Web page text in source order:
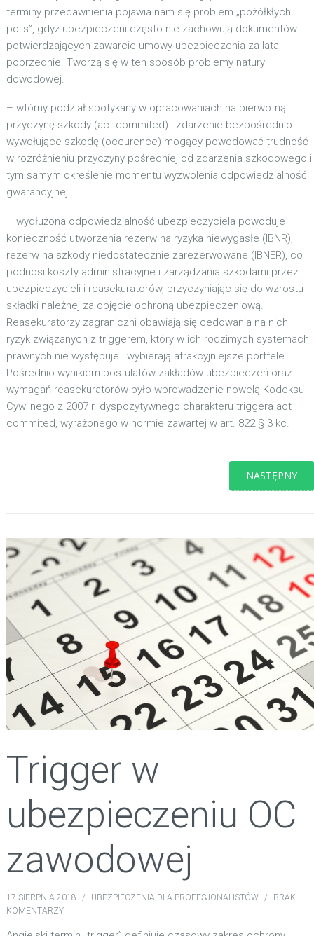
terminy przedawnienia pojawia nam się problem „pożółkłych
polis”, gdyż ubezpieczeni często nie zachowują dokumentów
potwierdzających zawarcie umowy ubezpieczenia za lata
poprzednie. Tworzą się w ten sposób problemy natury
dowodowej.
– wtórny podział spotykany w opracowaniach na pierwotną
przyczynę szkody (act commited) i zdarzenie bezpośrednio
wywołujące szkodę (occurence) mogący powodować trudność
w rozróżnieniu przyczyny pośredniej od zdarzenia szkodowego i
tym samym określenie momentu wyzwolenia odpowiedzialność
gwarancyjnej.
– wydłużona odpowiedzialność ubezpieczyciela powoduje
konieczność utworzenia rezerw na ryzyka niewygasłe (IBNR),
rezerw na szkody niedostatecznie zarezerwowane (IBNER), co
podnosi koszty administracyjne i zarządzania szkodami przez
ubezpieczycieli i reasekuratorów, przyczyniając się do wzrostu
składki należnej za objęcie ochroną ubezpieczeniową.
Reasekuratorzy zagraniczni obawiają się cedowania na nich
ryzyk związanych z triggerem, który w ich rodzimych systemach
prawnych nie występuje i wybierają atrakcyjniejsze portfele.
Pośrednio wynikiem postulatów zakładów ubezpieczeń oraz
wymagań reasekuratorów było wprowadzenie nowelą Kodeksu
Cywilnego z 2007 r. dyspozytywnego charakteru triggera act
commited, wyrażonego w normie zawartej w art. 822 § 3 kc.
NASTĘPNY
Trigger w
ubezpieczeniu OC
zawodowej
17 SIERPNIA 2018 / UBEZPIECZENIA DLA PROFESJONALISTÓW /
BRAK
KOMENTARZY